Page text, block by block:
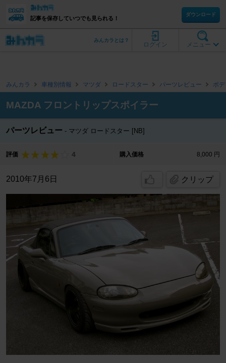
記事を保存していつでも見られる！
ダウンロード
メニュー
ログイン
みんカラとは？
みんカラ 車種別情報 マツダ ロードスター パーツレビュー ボ
MAZDA フロントリップスポイラー
パーツレビュー マツダ ロードスター [NB]
評価 4 購入価格 8,000 円
2010年7月6日 クリップ